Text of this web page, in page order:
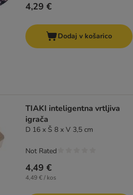
4,29 €
Dodaj v košarico
TIAKI inteligentna vrtljiva
igrača
D 16 x Š 8 x V 3,5 cm
4,49 €
4,49 € / kos
Not Rated